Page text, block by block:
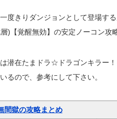
度きりダンジョンとして登場す
)【覚醒無効】の安定ノーコン攻
潜在たまドラ☆ドラゴンキラー
るので、参考にして下さい。
間獄の攻略まとめ